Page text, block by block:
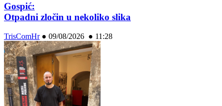
Gospić:
Otpadni zločin u nekoliko slika
TrisComHr● 09/08/2026 ● 11:28